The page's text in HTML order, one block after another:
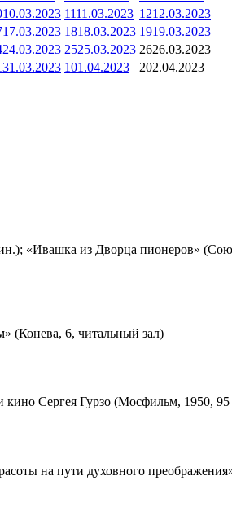
10.03.2023 1111.03.2023 1212.03.2023
17.03.2023 1818.03.2023 1919.03.2023
24.03.2023 2525.03.2023 2626.03.2023
31.03.2023 101.04.2023 202.04.2023
«Ивашка из Дворца пионеров»
(Конева, 6, читальный зал)
кино Сергея Гурзо (Мосфильм, 1950,
на пути духовного